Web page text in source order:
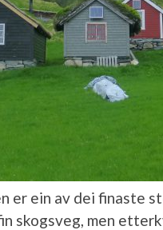
er ein av dei finaste
skogsveg, men